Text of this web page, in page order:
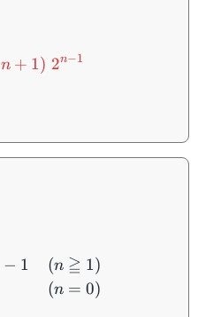
x_n=(2^n+n+1)\;2^{n-1}
n + 1) 2n−1
− 1
(n ≧ 1)
(n = 0)